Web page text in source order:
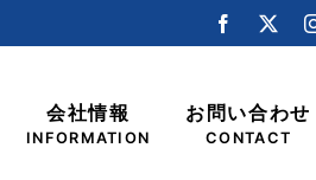
会社情報
INFORMATION
お問い合わせ
CONTACT